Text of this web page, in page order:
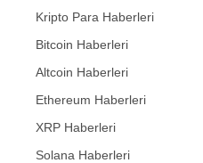
Kripto Para Haberleri
Bitcoin Haberleri
Altcoin Haberleri
Ethereum Haberleri
XRP Haberleri
Solana Haberleri